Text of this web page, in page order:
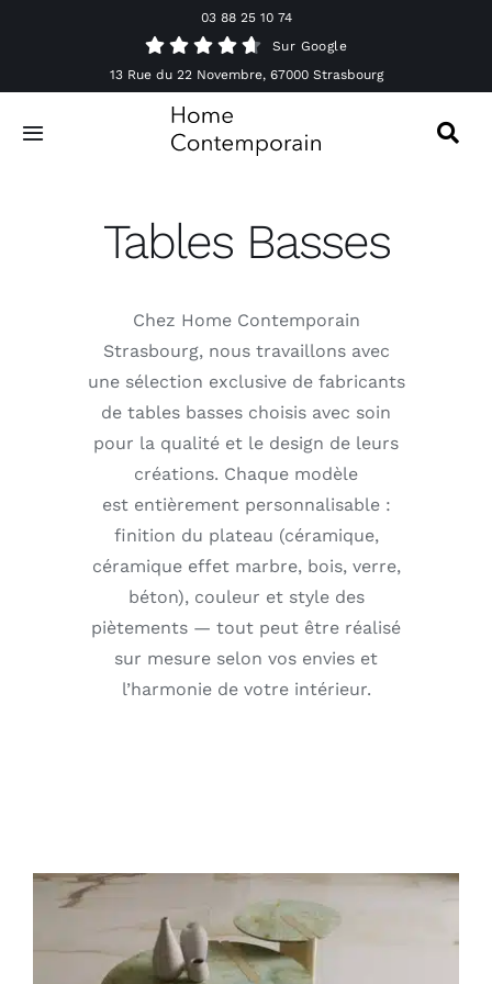
03 88 25 10 74
Sur Google
13 Rue du 22 Novembre, 67000 Strasbourg
Toggle
Accessoires & Décorations
Offres spéciales
Outdoor
Contact
Tables Basses
Chez Home Contemporain
Strasbourg, nous travaillons avec
une sélection exclusive de fabricants
de tables basses choisis avec soin
pour la qualité et le design de leurs
créations. Chaque modèle
est entièrement personnalisable :
finition du plateau (céramique,
céramique effet marbre, bois, verre,
béton), couleur et style des
piètements — tout peut être réalisé
sur mesure selon vos envies et
l’harmonie de votre intérieur.